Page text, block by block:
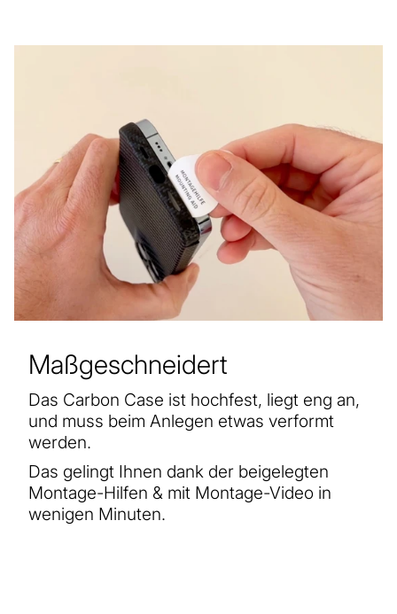
Maßgeschneidert
Das Carbon Case ist hochfest, liegt eng an,
und muss beim Anlegen etwas verformt
werden.
Das gelingt Ihnen dank der beigelegten
Montage-Hilfen & mit Montage-Video in
wenigen Minuten.